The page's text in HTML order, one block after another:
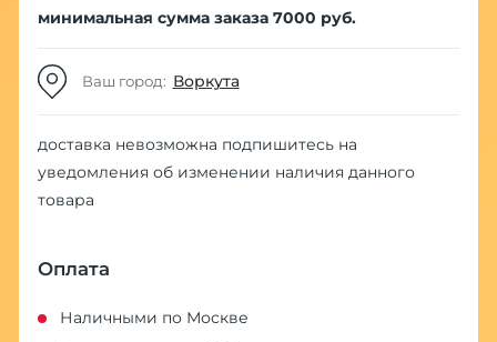
минимальная сумма заказа 7000 руб.
Ваш город: Воркута
доставка невозможна подпишитесь на
уведомления об изменении наличия данного
товара
Оплата
Наличными по Москве